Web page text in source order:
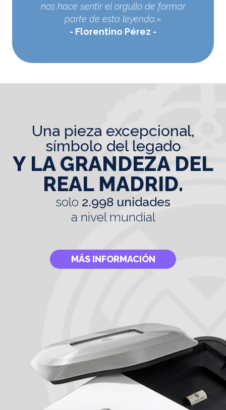
nos hace sentir el orgullo de formar
parte de esta leyenda.»
Florentino Pérez
una pieza excepcional,
símbolo del legado
Y LA GRANDEZA DEL
REAL MADRID.
solo 2.998 unidades
a nivel mundial
MÁS INFORMACIÓN